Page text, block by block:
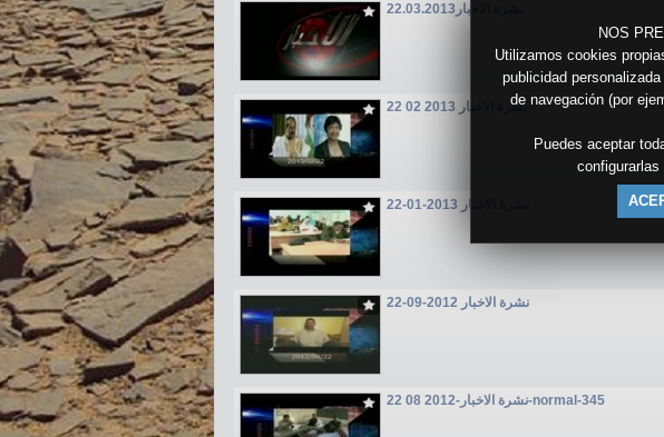
NOS
Utilizamos cookies
publicidad
de navegación (por
Puedes aceptar
22.03.2013نشرة الاخبار
نشرة الاخبار 2013 02 22
نشرة الاخبار 2013-01-22
نشرة الاخبار 2012-09-22
22 08 2012-نشرة الاخبار-normal-345